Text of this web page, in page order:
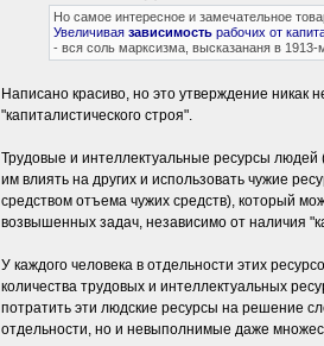
Но самое интересное и замечательное
Увеличивая зависимость рабочих от
- вся соль марксизма, высказананя в 1913-
Написано красиво, но это утверждение никак
"капиталистического строя".
Трудовые и интеллектуальные ресурсы людей
им влиять на других и использовать чужие
средством отъема чужих средств), который
возвышенных задач, независимо от наличия
У каждого человека в отдельности этих
количества трудовых и интеллектуальных
потратить эти людские ресурсы на решение
отдельности, но и невыполнимые даже